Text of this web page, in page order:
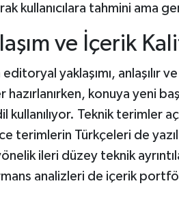
kullanıcılara tahmini ama
ve İçerik
yaklaşımı, anlaşılır
konuya yeni
Teknik terimler
terimlerin Türkçeleri de
ileri düzey teknik
analizleri de içerik